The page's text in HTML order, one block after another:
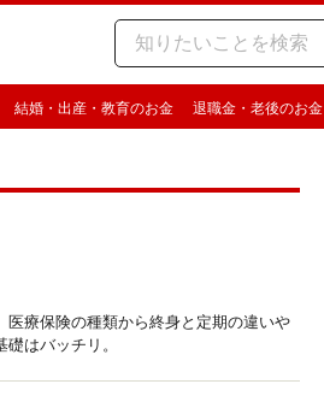
結婚・出産・教育のお金 退職金・老後のお金
療保険の種類から終身と定期の違いや
はバッチリ。